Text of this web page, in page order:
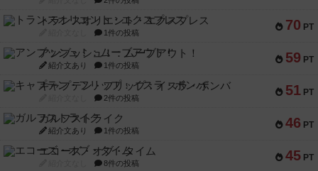
70 PT
トランスオリエント・エクスプレス
1件の投稿
59 PT
アンブッシュ！：ムーブアウト！
紹介文あり 1件の投稿
51 PT
キャプテン・フリップ：イスラ・ボンバ
2件の投稿
46 PT
ガルフストライク
紹介文あり 1件の投稿
45 PT
エコーズ・オブ・タイム
8件の投稿